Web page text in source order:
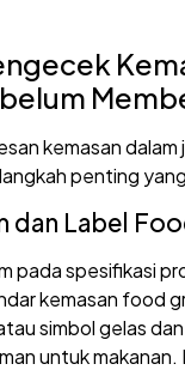
kemasan dalam
penting
dan Label
pada spesifikasi
kemasan food
simbol gelas
untuk makanan.